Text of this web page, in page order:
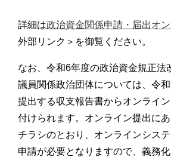
詳細は政治資金関係申請・届出オ
外部リンク＞を御覧ください。
なお、令和6年度の政治資金規正法
議員関係政治団体については、令
提出する収支報告書からオンライ
付けられます。オンライン提出に
チラシのとおり、オンラインシス
申請が必要となりますので、義務